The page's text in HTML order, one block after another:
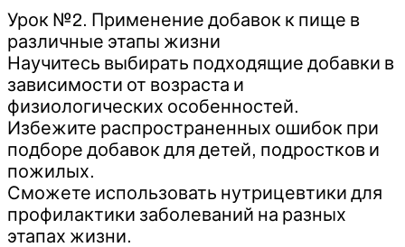
Урок №2. Применение добавок к пище в
различные этапы жизни
Научитесь выбирать подходящие добавки в
зависимости от возраста и
физиологических особенностей.
Избежите распространенных ошибок при
подборе добавок для детей, подростков и
пожилых.
Сможете использовать нутрицевтики для
профилактики заболеваний на разных
этапах жизни.